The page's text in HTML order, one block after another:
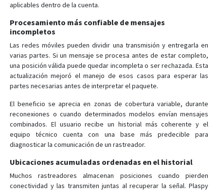
aplicables dentro de la cuenta.
Procesamiento más confiable de mensajes
incompletos
Las redes móviles pueden dividir una transmisión y entregarla en
varias partes. Si un mensaje se procesa antes de estar completo,
una posición válida puede quedar incompleta o ser rechazada. Esta
actualización mejoró el manejo de esos casos para esperar las
partes necesarias antes de interpretar el paquete.
El beneficio se aprecia en zonas de cobertura variable, durante
reconexiones o cuando determinados modelos envían mensajes
combinados. El usuario recibe un historial más coherente y el
equipo técnico cuenta con una base más predecible para
diagnosticar la comunicación de un rastreador.
Ubicaciones acumuladas ordenadas en el historial
Muchos rastreadores almacenan posiciones cuando pierden
conectividad y las transmiten juntas al recuperar la señal. Plaspy